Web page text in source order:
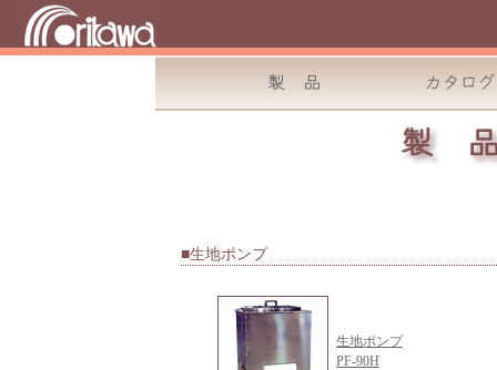
■生地ポンプ
生地ポンプ
PF-90H